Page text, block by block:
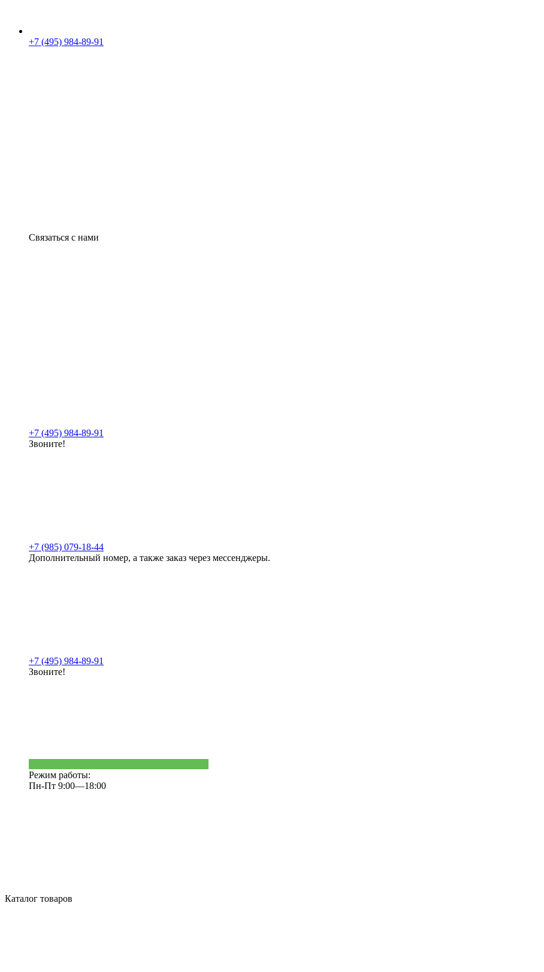
+7 (495) 984-89-91
Связаться с нами
+7 (495) 984-89-91
Звоните!
+7 (985) 079-18-44
Дополнительный номер, а также заказ через мессенджеры.
+7 (495) 984-89-91
Звоните!
Режим работы:
Пн-Пт 9:00—18:00
Каталог товаров